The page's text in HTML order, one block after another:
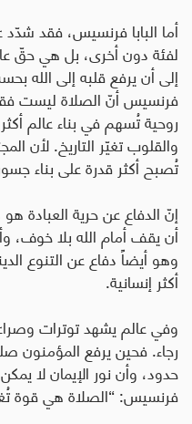
أما البابا فرنسيس، فقد شدّد
لفئة دون أخرى، بل هي حقّ
إلى أن يرفع قلبه إلى الله
فرنسيس أنّ الصلاة ليست
روحية تُسهم في بناء عالم
والقلوب تغيّر التاريخ.لأن
تُصبح أكثر قدرة على بناء
إنّ الدفاع عن حرية العبادة
أن يقف أمام الله بلا خوف،
وهو أيضاً دفاع عن التنوع
أكثر إنسانية.
وفي عالم يشهد توترات
رجاء. فحين يرفع المؤمنون
حدود، وأن نور الإيمان لا
فرنسيس: “الصلاة هي قوة